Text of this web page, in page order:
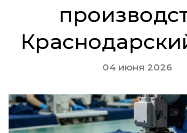
04 июня 2026